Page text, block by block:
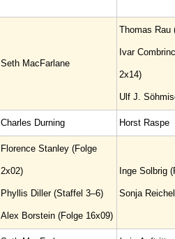
Seth MacFarlane
Thomas Rau
Ivar
2x14)
Ulf J.
Charles Durning Horst Raspe
Florence Stanley (Folge
2x02)
Phyllis Diller (Staffel 3–6)
Alex Borstein (Folge 16x09)
Inge Solbrig
Sonja